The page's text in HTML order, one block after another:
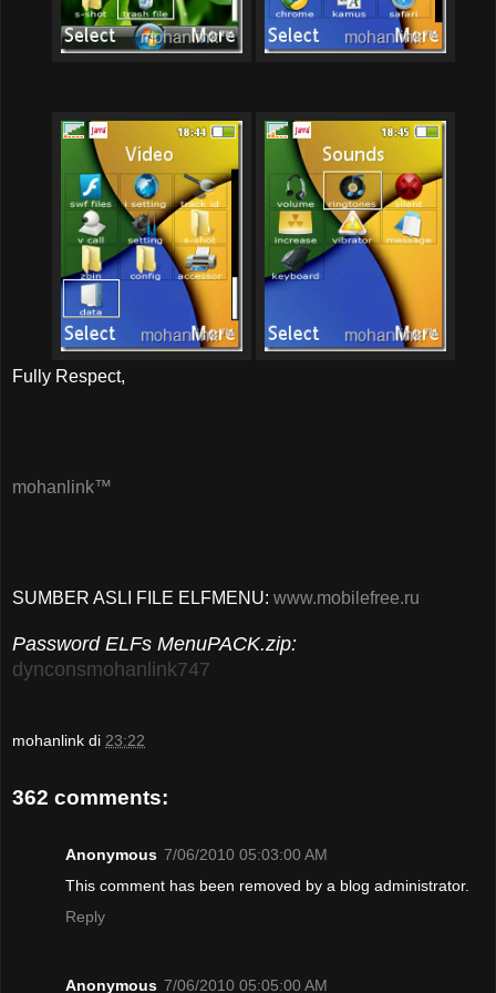
Fully Respect,
mohanlink™
SUMBER ASLI FILE ELFMENU: www.mobilefree.ru
Password ELFs MenuPACK.zip:
dynconsmohanlink747
mohanlink di 23:22
362 comments:
Anonymous 7/06/2010 05:03:00 AM
This comment has been removed by a blog administrator.
Reply
Anonymous 7/06/2010 05:05:00 AM